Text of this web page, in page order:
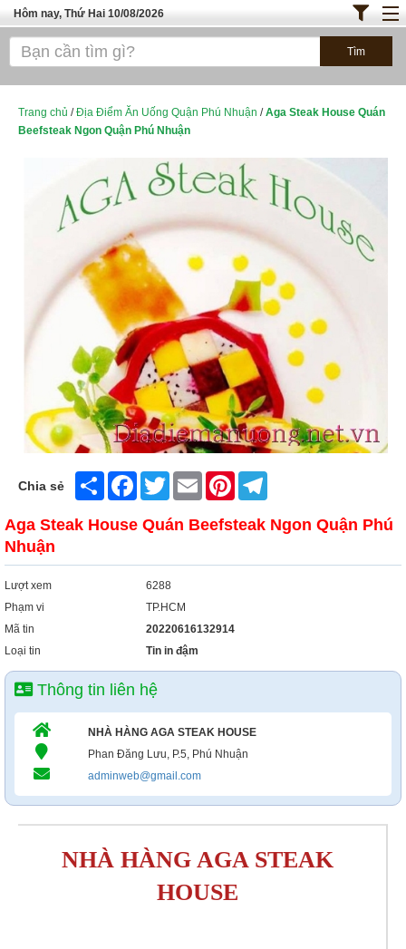
Hôm nay, Thứ Hai 10/08/2026
Trang chủ
Bánh - Đồ Ăn Vặt
ĐỊA ĐIỂM ĂN UỐNG HÀ NỘI
Trang chủ /Địa Điểm Ăn Uống Quận Phú Nhuận /Aga Steak House Quán
Beefsteak Ngon Quận Phú Nhuận
Chia sẻ Share FacebookTwitter Email Pinterest
Aga Steak House Quán Beefsteak Ngon Quận Phú
Nhuận
Lượt xem
6288
Phạm vi
TP.HCM
Mã tin
20220616132914
Loại tin
Tin in đậm
Thông tin liên hệ
NHÀ HÀNG AGA STEAK HOUSE
Phan Đăng Lưu, P.5, Phú Nhuận
adminweb@gmail.com
NHÀ HÀNG AGA STEAK
HOUSE